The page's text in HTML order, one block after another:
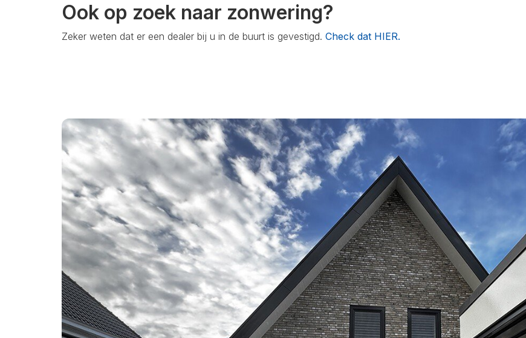
Ook op zoek naar zonwering?
Zeker weten dat er een dealer bij u in de buurt is gevestigd. Check dat HIER.